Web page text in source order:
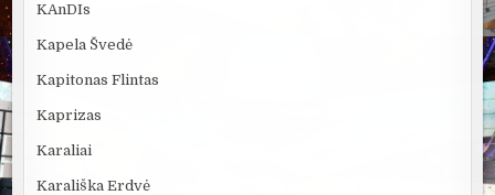
KAnDIs
Kapela Švedė
Kapitonas Flintas
Kaprizas
Karaliai
Karališka Erdvė